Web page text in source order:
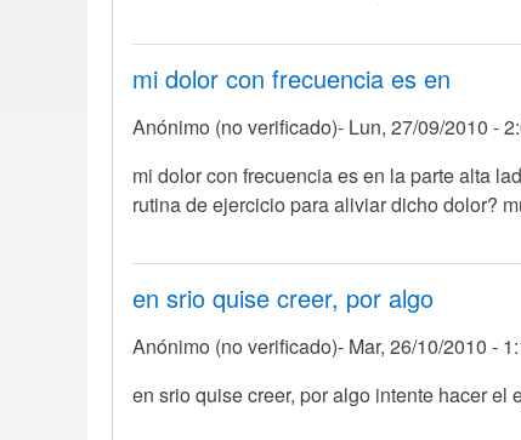
mi dolor con frecuencia es en
Anónimo (no verificado) Lun, 27/09/2010 -
mi dolor con frecuencia es en la parte alta
rutina de ejercicio para aliviar dicho dolor?
en srio quise creer, por algo
Anónimo (no verificado) Mar, 26/10/2010 -
en srio quise creer, por algo intente hacer